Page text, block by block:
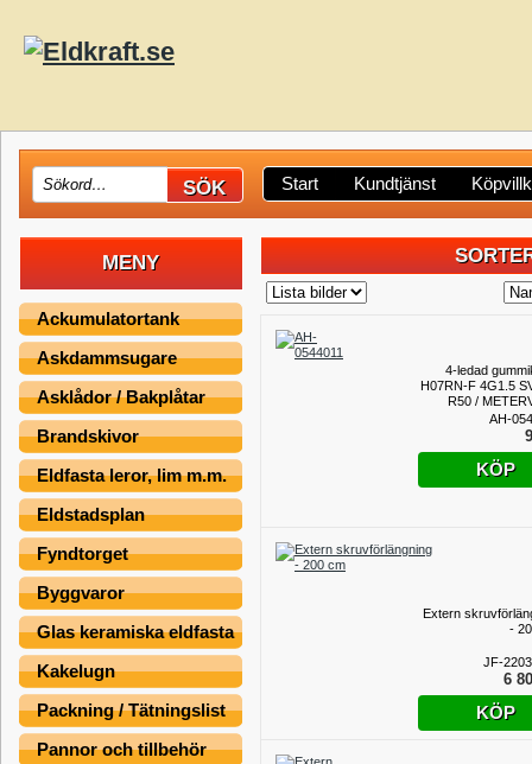
Start Kundtjänst
MENY
Ackumulatortank
Askdammsugare
Asklådor / Bakplåtar
Brandskivor
Eldfasta leror, lim m.m.
Eldstadsplan
Fyndtorget
Byggvaror
Glas keramiska eldfasta
Kakelugn
Packning / Tätningslist
Pannor och tillbehör
4-ledad
H07RN-F 4G1.5
R50 /
AH-
KÖP
Extern
-
JF-
6
KÖP